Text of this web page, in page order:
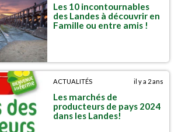
Les 10 incontournables
des Landes à découvrir en
Famille ou entre amis !
ACTUALITÉS il y a 2 ans
Les marchés de
producteurs de pays 2024
dans les Landes!